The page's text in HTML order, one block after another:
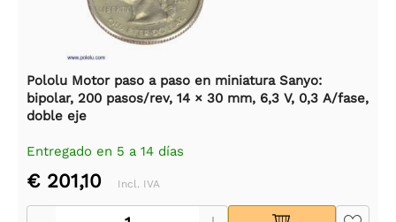
Pololu Motor paso a paso en miniatura Sanyo:
bipolar, 200 pasos/rev, 14 × 30 mm, 6,3 V, 0,3 A/fase,
doble eje
Entregado en 5 a 14 días
€ 201,10 Incl. IVA